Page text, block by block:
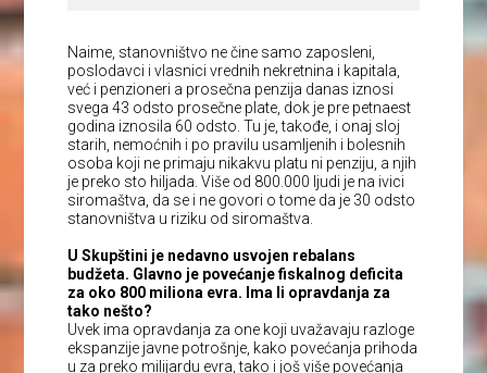
Naime, stanovništvo ne čine samo zaposleni,
poslodavci i vlasnici vrednih nekretnina i kapitala,
već i penzioneri a prosečna penzija danas iznosi
svega 43 odsto prosečne plate, dok je pre petnaest
godina iznosila 60 odsto. Tu je, takođe, i onaj sloj
starih, nemoćnih i po pravilu usamljenih i bolesnih
osoba koji ne primaju nikakvu platu ni penziju, a njih
je preko sto hiljada. Više od 800.000 ljudi je na ivici
siromaštva, da se i ne govori o tome da je 30 odsto
stanovništva u riziku od siromaštva.
U Skupštini je nedavno usvojen rebalans
budžeta. Glavno je povećanje fiskalnog deficita
za oko 800 miliona evra. Ima li opravdanja za
tako nešto?
Uvek ima opravdanja za one koji uvažavaju razloge
ekspanzije javne potrošnje, kako povećanja prihoda
u za preko milijardu evra, tako i još više povećanja